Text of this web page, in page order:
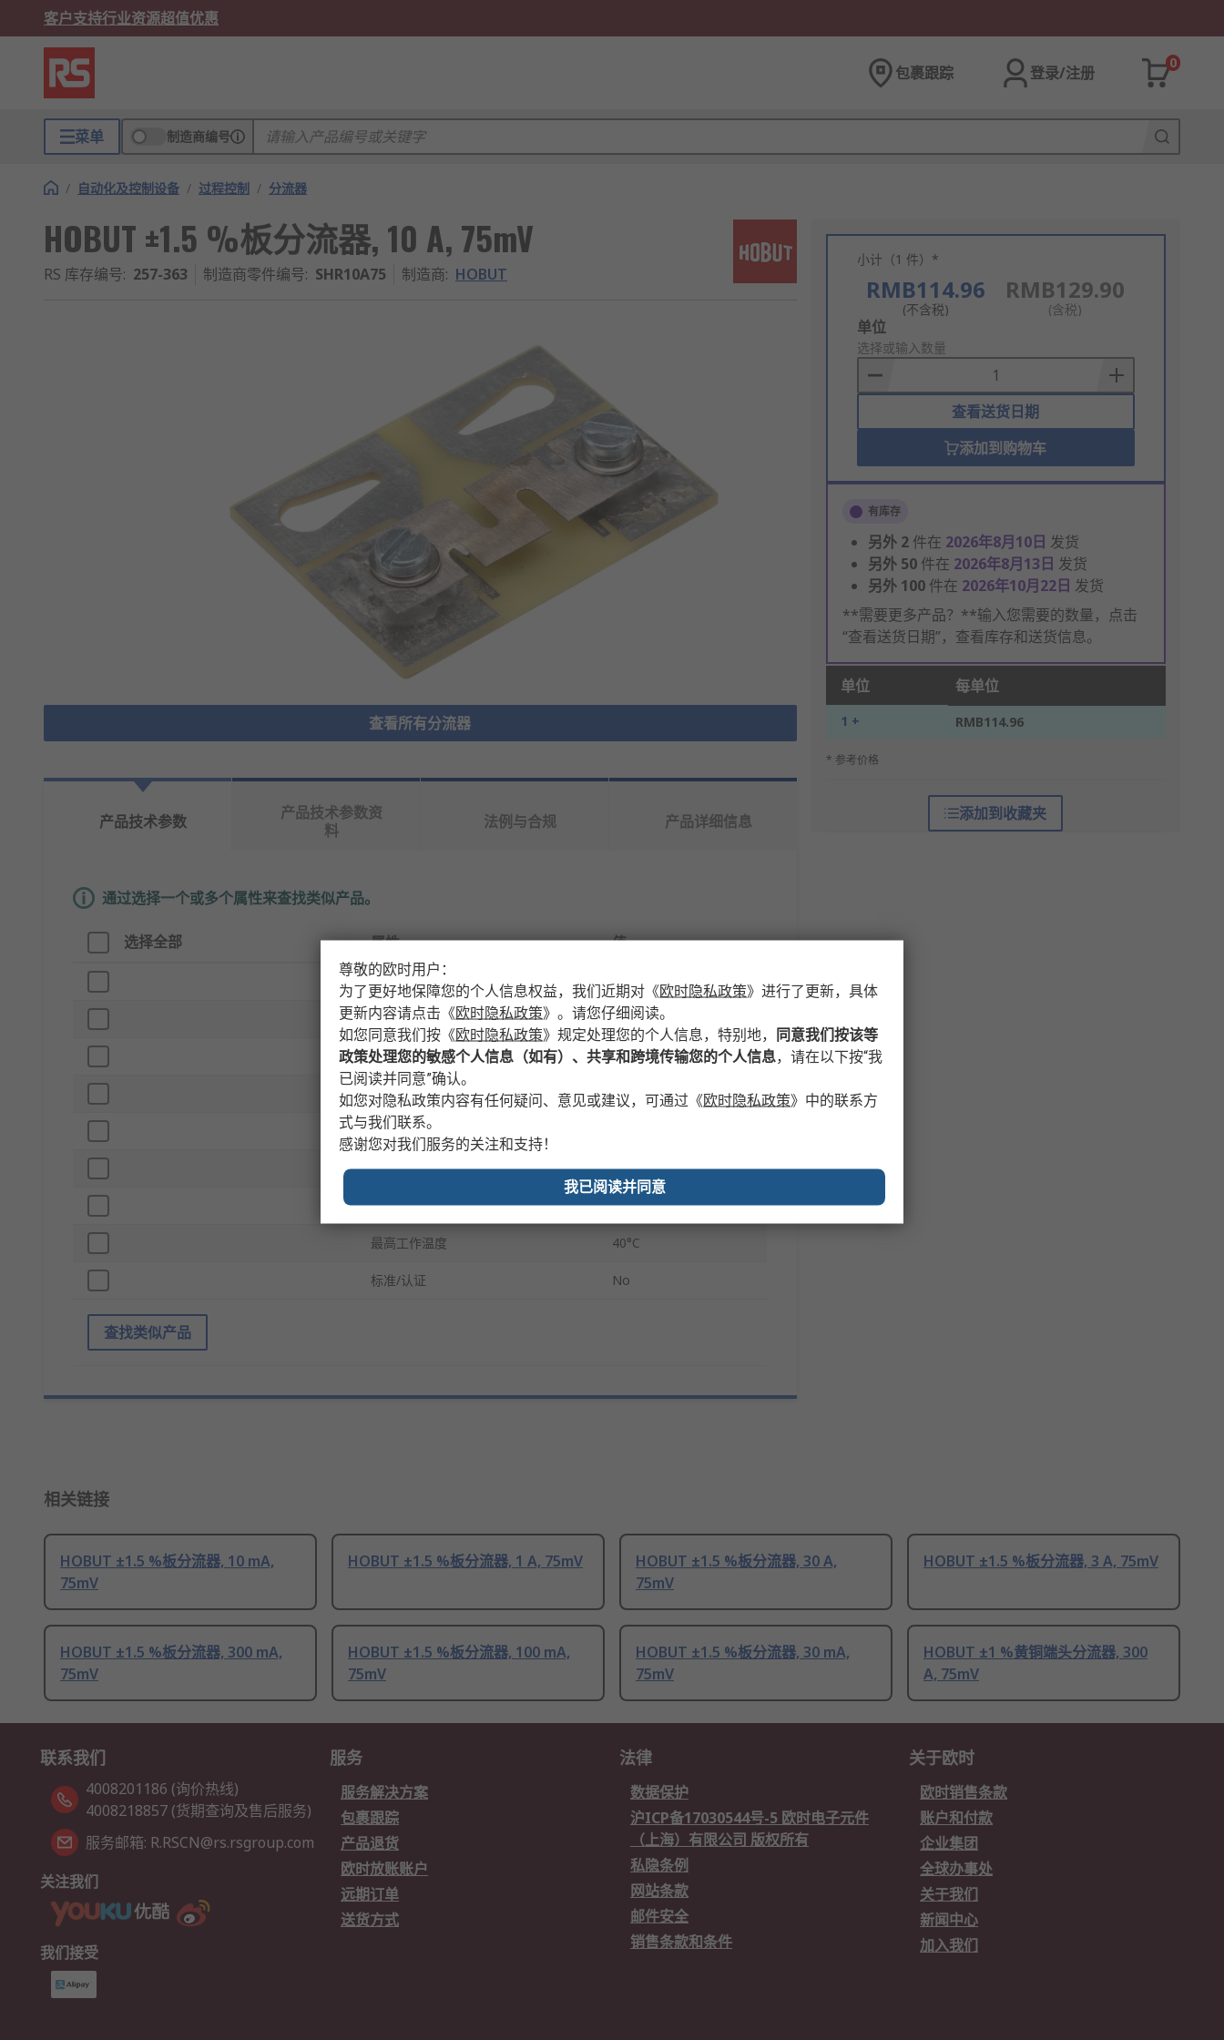
客户支持行业资源超值优惠
包裹跟踪 登录/注册
0
菜单 制造商编号
/ 自动化及控制设备 / 过程控制 / 分流器
HOBUT ±1.5 %板分流器, 10 A, 75mV
RS 库存编号: 257-363 制造商零件编号: SHR10A75 制造商: HOBUT
查看所有分流器
小计（1 件）*
RMB114.96
(不含税)
RMB129.90
(含税)
Add
to
Basket
单位
选择或输入数量
查看送货日期
添加到购物车
有库存
另外 2 件在 2026年8月10日 发货
另外 50 件在 2026年8月13日 发货
另外 100 件在 2026年10月22日 发货
**需要更多产品？**输入您需要的数量，点击
“查看送货日期”，查看库存和送货信息。
单位 每单位
1 + RMB114.96
* 参考价格
添加到收藏夹
产品技术参数
产品技术参数资
料
法例与合规 产品详细信息
通过选择一个或多个属性来查找类似产品。
选择全部 属性 值
品牌 HOBUT
产品类型 分流器
最大电流 10A
并联型 板
输出电压
精确度 ±1.5 %
最低工作温度 -20°C
最高工作温度 40°C
标准/认证 No
查找类似产品
相关链接
HOBUT ±1.5 %板分流器, 10 mA,
75mV
HOBUT ±1.5 %板分流器, 1 A, 75mV
HOBUT ±1.5 %板分流器, 30 A,
75mV
HOBUT ±1.5 %板分流器, 3 A, 75mV
HOBUT ±1.5 %板分流器, 300 mA,
75mV
HOBUT ±1.5 %板分流器, 100 mA,
75mV
HOBUT ±1.5 %板分流器, 30 mA,
75mV
HOBUT ±1 %黄铜端头分流器, 300
A, 75mV
联系我们
4008201186 (询价热线)
4008218857 (货期查询及售后服务)
服务邮箱: R.RSCN@rs.rsgroup.com
关注我们
我们接受
服务
服务解决方案
包裹跟踪
产品退货
欧时放账账户
远期订单
送货方式
法律
数据保护
沪ICP备17030544号-5 欧时电子元件
（上海）有限公司 版权所有
私隐条例
网站条款
邮件安全
销售条款和条件
关于欧时
欧时销售条款
账户和付款
企业集团
全球办事处
关于我们
新闻中心
加入我们
尊敬的欧时用户：
为了更好地保障您的个人信息权益，我们近期对 《欧时隐私政策》 进行了更新，具体
更新内容请点击 《欧时隐私政策》 。请您仔细阅读。
如您同意我们按 《欧时隐私政策》 规定处理您的个人信息，特别地，
同意我们按该等
政策处理您的敏感个人信息（如有）、共享和跨境传输您的个人信息，请在以下按“我
已阅读并同意”确认。
如您对隐私政策内容有任何疑问、意见或建议，可通过 《欧时隐私政策》 中的联系方
式与我们联系。
感谢您对我们服务的关注和支持！
我已阅读并同意